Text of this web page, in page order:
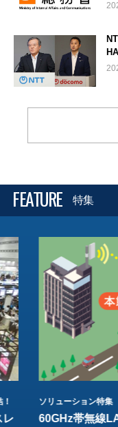
FEATURE 特集
レ
ソリューション特集
60GHz帯無線